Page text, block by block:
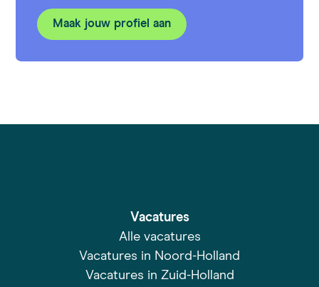
Maak jouw profiel aan
Vacatures
Alle vacatures
Vacatures in Noord-Holland
Vacatures in Zuid-Holland